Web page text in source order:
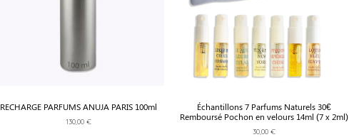
RECHARGE PARFUMS ANUJA PARIS 100ml
130,00 €
Échantillons 7 Parfums Naturels 30€
Remboursé Pochon en velours 14ml (7 x 2ml)
30,00 €